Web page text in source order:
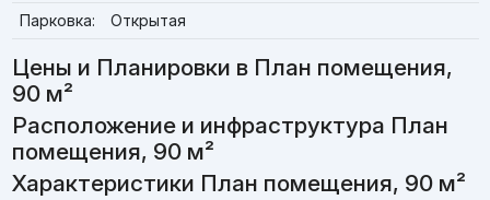
Парковка:
Открытая
Цены и Планировки в План помещения,
90 м²
Расположение и инфраструктура План
помещения, 90 м²
Характеристики План помещения, 90 м²